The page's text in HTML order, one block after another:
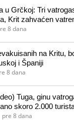
u Grčkoj: Tri
Krit zahvaćen
8 dana
na Kritu,
i Španiji
8 dana
Tuga, ginu
skoro 2.000
pre 8 dana